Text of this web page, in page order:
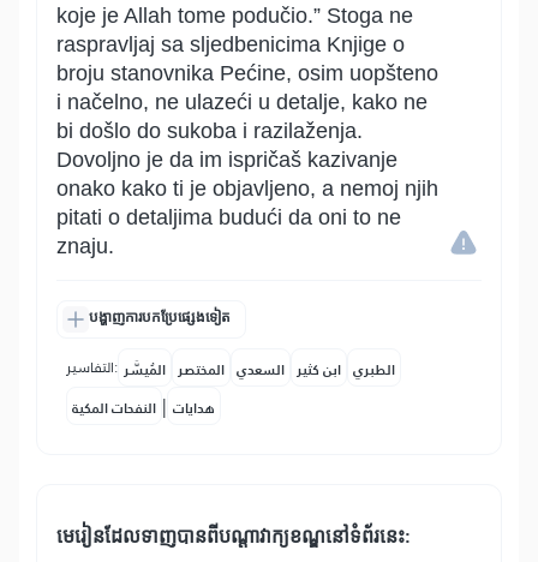
koje je Allah tome podučio.” Stoga ne
raspravljaj sa sljedbenicima Knjige o
broju stanovnika Pećine, osim uopšteno
i načelno, ne ulazeći u detalje, kako ne
bi došlo do sukoba i razilaženja.
Dovoljno je da im ispričaš kazivanje
onako kako ti je objavljeno, a nemoj njih
pitati o detaljima budući da oni to ne
znaju.
បង្ហាញការបកប្រែផ្សេងទៀត
التفاسير: المُيسَّر المختصر السعدي ابن كثير الطبري
النفحات المكية | هدايات
មេរៀនដែលទាញបានពីបណ្តាវាក្យខណ្ឌនៅទំព័រនេះ: